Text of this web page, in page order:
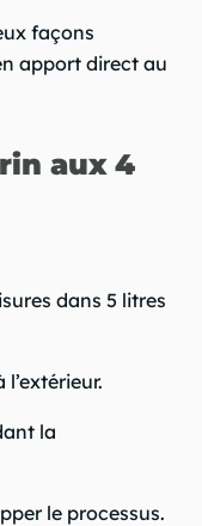
façons
apport direct au
aux 4
dans 5 litres
la
le processus.